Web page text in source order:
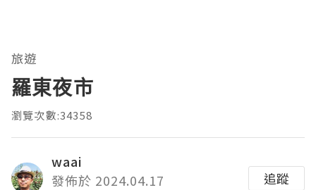
旅遊
羅東夜市
瀏覽次數:34358
waai
發佈於 2024.04.17
追蹤